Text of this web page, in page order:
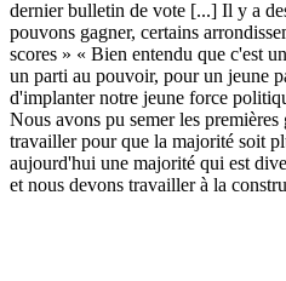
dernier bulletin de vote [...] Il y a
pouvons gagner, certains
scores » « Bien entendu que c'est
un parti au pouvoir, pour un jeune
d'implanter notre jeune force
Nous avons pu semer les
travailler pour que la majorité soit
aujourd'hui une majorité qui est
et nous devons travailler à la